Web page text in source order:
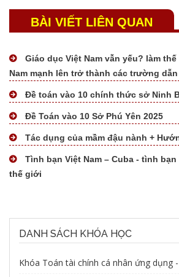
BÀI VIẾT LIÊN QUAN
Giáo dục Việt Nam vẫn yếu? làm
Nam mạnh lên trở thành các trường
Đề toán vào 10 chính thức sở Ninh
Đề Toán vào 10 Sở Phú Yên 2025
Tác dụng của mầm đậu nành +
Tình bạn Việt Nam – Cuba - tình
thế giới
DANH SÁCH KHÓA HỌC
Khóa Toán tài chính cá nhân ứng dụng